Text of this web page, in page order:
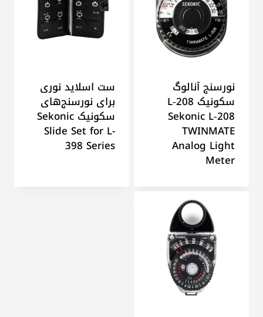
نورسنج آنالوگ
سکونیک L‑208
Sekonic L‑208
TWINMATE
Analog Light
Meter
ست اسلاید نوری
برای نورسنج‌های
سکونیک Sekonic
Slide Set for L-
398 Series